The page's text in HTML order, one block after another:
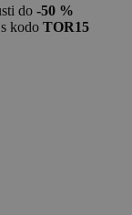
do -50 %
s kodo TOR15